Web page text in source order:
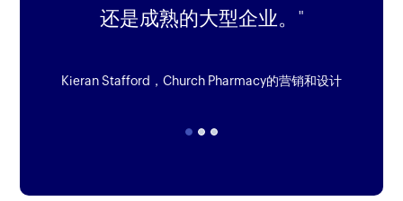
还是成熟的大型企业。"
Kieran Stafford，Church Pharmacy的营销和设计
RossCMO，Interactive Fitness